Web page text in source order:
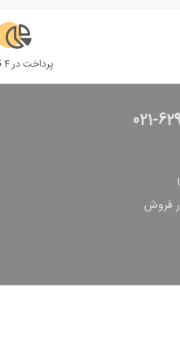
پرداخت در 4 قسط
021-
فروش